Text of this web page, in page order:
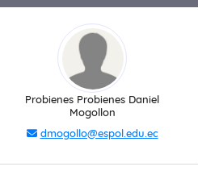
Probienes Probienes Daniel
Mogollon
dmogollo@espol.edu.ec